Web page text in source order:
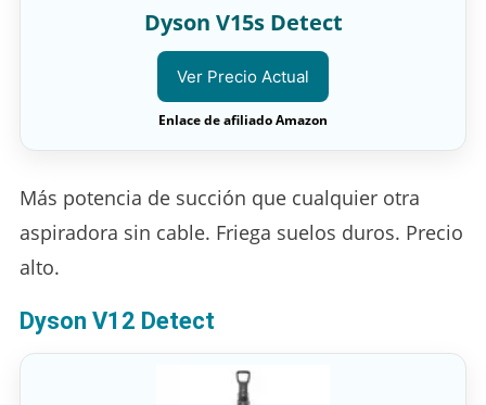
Dyson V15s Detect
Ver Precio Actual
Enlace de afiliado Amazon
Más potencia de succión que cualquier otra
aspiradora sin cable. Friega suelos duros. Precio
alto.
Dyson V12 Detect